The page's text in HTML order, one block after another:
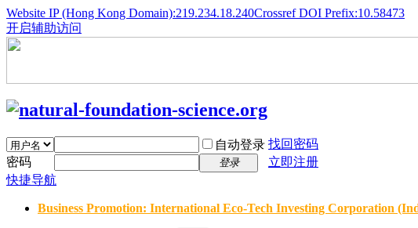
Website IP (Hong Kong Domain):219.234.18.240Crossref DOI Prefix:10.58473
开启辅助访问
自动登录 找回密码
密码
登录
立即注册
快捷导航
Business Promotion: International Eco-Tech Investing Corporation